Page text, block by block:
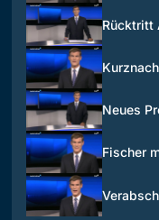
Rücktritt
Neues
Fischer